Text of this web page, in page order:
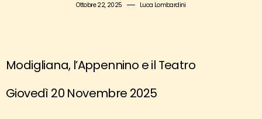
Ottobre 22, 2025 Luca Lombardini
Modigliana, l’Appennino e il Teatro
Giovedì 20 Novembre 2025